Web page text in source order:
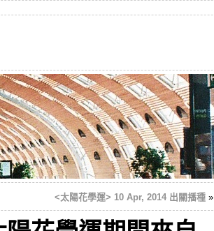
<太陽花學運> 10 Apr, 2014 出關播種»